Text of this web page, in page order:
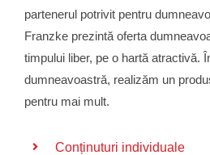
partenerul potrivit pentru
Franzke prezintă oferta
timpului liber, pe o hartă atractivă.
dumneavoastră, realizăm un
pentru mai mult.
Conținuturi individuale